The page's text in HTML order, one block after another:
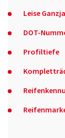
Leise
DOT-
Profiltiefe